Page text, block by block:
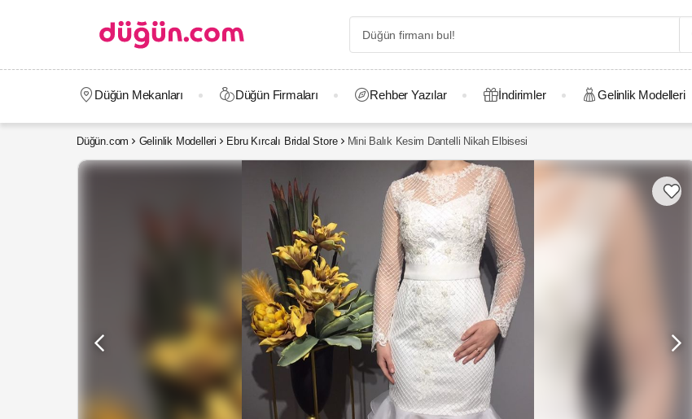
Düğün Mekanları Düğün Firmaları Rehber Yazılar İndirimler Gelinlik Modelleri
Düğün.com Gelinlik Modelleri Ebru Kırcalı Bridal Store Mini Balık Kesim Dantelli Nikah Elbisesi